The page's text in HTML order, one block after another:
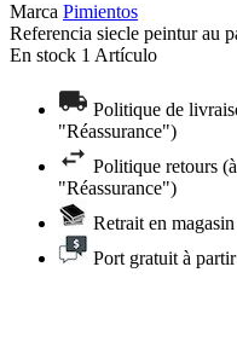
Marca Pimientos
Referencia siecle peintur au
En stock 1 Artículo
Politique de
"Réassurance")
Politique retours
"Réassurance")
Retrait en
Port gratuit à